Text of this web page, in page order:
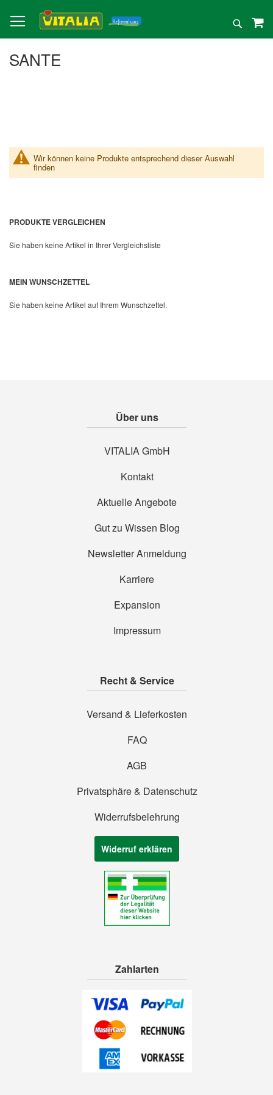
zum
Inhalt
Suche
SANTE
Wir können keine Produkte entsprechend dieser Auswahl
finden
PRODUKTE VERGLEICHEN
Sie haben keine Artikel in Ihrer Vergleichsliste
MEIN WUNSCHZETTEL
Sie haben keine Artikel auf Ihrem Wunschzettel.
Über uns
VITALIA GmbH
Kontakt
Aktuelle Angebote
Gut zu Wissen Blog
Newsletter Anmeldung
Karriere
Expansion
Impressum
Recht & Service
Versand & Lieferkosten
FAQ
AGB
Privatsphäre & Datenschutz
Widerrufsbelehrung
Widerruf erklären
Zahlarten